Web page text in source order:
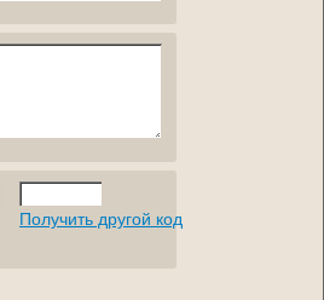
Получить другой код